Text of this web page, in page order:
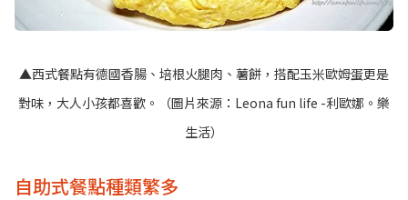
▲西式餐點有德國香腸、培根火腿肉、薯餅，搭配玉米歐姆蛋更是
對味，大人小孩都喜歡。（圖片來源： Leona fun life -利歐娜。樂
生活）
自助式餐點種類繁多